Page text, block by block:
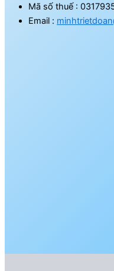
Mã số thuế :
Email :